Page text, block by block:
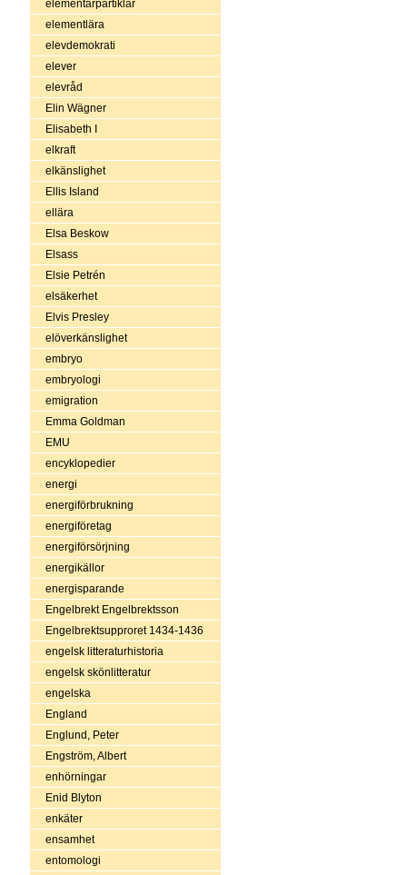
elementarpartiklar
elementlära
elevdemokrati
elever
elevråd
Elin Wägner
Elisabeth I
elkraft
elkänslighet
Ellis Island
ellära
Elsa Beskow
Elsass
Elsie Petrén
elsäkerhet
Elvis Presley
elöverkänslighet
embryo
embryologi
emigration
Emma Goldman
EMU
encyklopedier
energi
energiförbrukning
energiföretag
energiförsörjning
energikällor
energisparande
Engelbrekt Engelbrektsson
Engelbrektsupproret 1434-1436
engelsk litteraturhistoria
engelsk skönlitteratur
engelska
England
Englund, Peter
Engström, Albert
enhörningar
Enid Blyton
enkäter
ensamhet
entomologi